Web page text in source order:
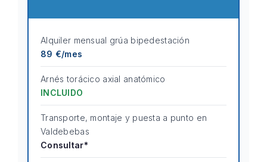
Alquiler mensual grúa bipedestación
89 €/mes
Arnés torácico axial anatómico
INCLUIDO
Transporte, montaje y puesta a punto en
Valdebebas
Consultar*